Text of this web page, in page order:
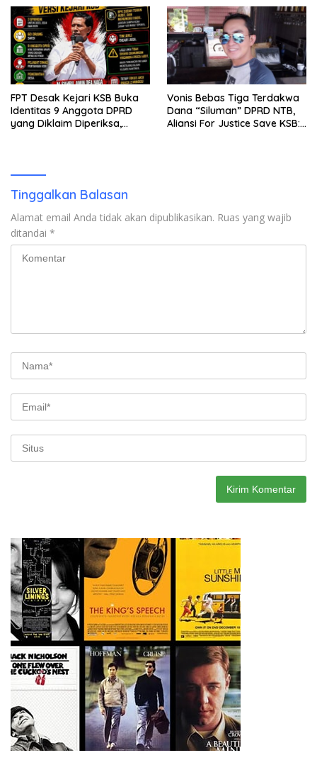
FPT Desak Kejari KSB Buka
Identitas 9 Anggota DPRD
yang Diklaim Diperiksa,
Vonis Bebas Tiga Terdakwa
Dana “Siluman” DPRD NTB,
Aliansi For Justice Save KSB:
Tinggalkan Balasan
Alamat email Anda tidak akan dipublikasikan. Ruas yang wajib
ditandai *